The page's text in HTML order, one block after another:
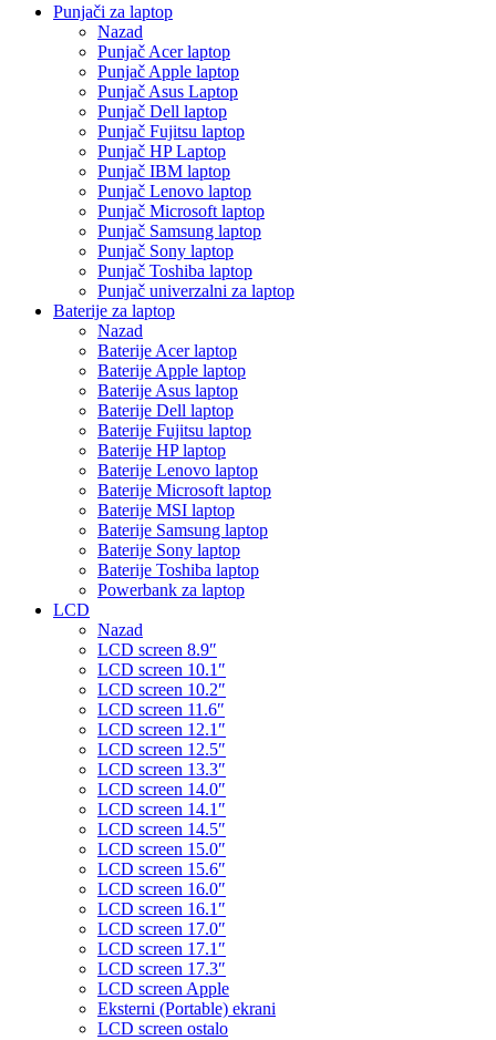
Punjači za laptop
Nazad
Punjač Acer laptop
Punjač Apple laptop
Punjač Asus Laptop
Punjač Dell laptop
Punjač Fujitsu laptop
Punjač HP Laptop
Punjač IBM laptop
Punjač Lenovo laptop
Punjač Microsoft laptop
Punjač Samsung laptop
Punjač Sony laptop
Punjač Toshiba laptop
Punjač univerzalni za laptop
Baterije za laptop
Nazad
Baterije Acer laptop
Baterije Apple laptop
Baterije Asus laptop
Baterije Dell laptop
Baterije Fujitsu laptop
Baterije HP laptop
Baterije Lenovo laptop
Baterije Microsoft laptop
Baterije MSI laptop
Baterije Samsung laptop
Baterije Sony laptop
Baterije Toshiba laptop
Powerbank za laptop
LCD
Nazad
LCD screen 8.9″
LCD screen 10.1″
LCD screen 10.2″
LCD screen 11.6″
LCD screen 12.1″
LCD screen 12.5″
LCD screen 13.3″
LCD screen 14.0″
LCD screen 14.1″
LCD screen 14.5″
LCD screen 15.0″
LCD screen 15.6″
LCD screen 16.0″
LCD screen 16.1″
LCD screen 17.0″
LCD screen 17.1″
LCD screen 17.3″
LCD screen Apple
Eksterni (Portable) ekrani
LCD screen ostalo